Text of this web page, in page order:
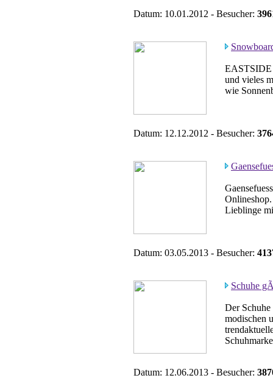
Datum: 10.01.2012 - Besucher:
EASTSIDE
und vieles
wie
Datum: 12.12.2012 - Besucher:
Onlineshop.
Lieblinge
Datum: 03.05.2013 - Besucher:
Schuhe
Der Schuhe
modischen
Datum: 12.06.2013 - Besucher: